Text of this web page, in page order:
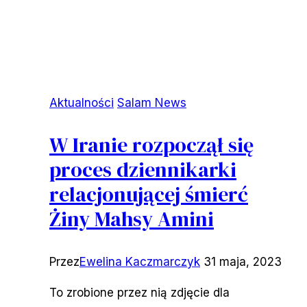
Aktualności Salam News
W Iranie rozpoczął się
proces dziennikarki
relacjonującej śmierć
Żiny Mahsy Amini
PrzezEwelina Kaczmarczyk 31 maja, 2023
To zrobione przez nią zdjęcie dla